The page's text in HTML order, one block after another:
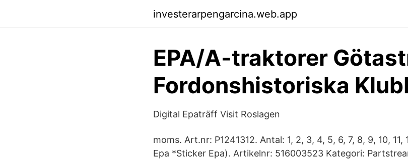
investerarpengarcina.web.app
EPA/A-traktorer
Fordonshistoriska
Digital Epaträff Visit Roslagen
moms. Art.nr: P1241312. Antal: 1, 2, 3, 4, 5, 6, 7, 8, 9, 10, 11,
Epa *Sticker Epa). Artikelnr: 516003523 Kategori: